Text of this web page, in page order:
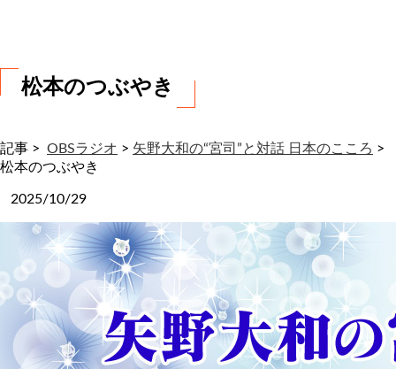
松本のつぶやき
記事 > OBSラジオ > 矢野大和の“宮司”と対話 日本のこころ >
松本のつぶやき
2025/10/29